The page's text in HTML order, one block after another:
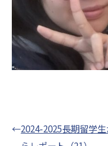
←2024-2025長期留学